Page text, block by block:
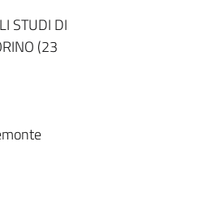
STUDI DI
(23